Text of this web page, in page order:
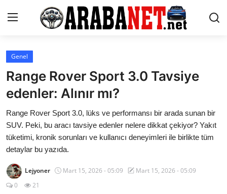
Giriş yapmak
Anasayfa
Araba Markaları
Paketler
Karşılaştırmalar
Genel
Range Rover Sport 3.0 Tavsiye
edenler: Alınır mı?
Range Rover Sport 3.0, lüks ve performansı bir arada sunan bir
SUV. Peki, bu aracı tavsiye edenler nelere dikkat çekiyor? Yakıt
tüketimi, kronik sorunları ve kullanıcı deneyimleri ile birlikte tüm
detaylar bu yazıda.
Lejyoner Mart 15, 2026 - 05:09
Mart 15, 2026 - 05:09
0
21